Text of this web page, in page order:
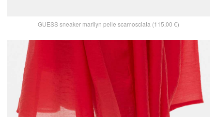
GUESS sneaker marilyn pelle scamosciata (115,00 €)